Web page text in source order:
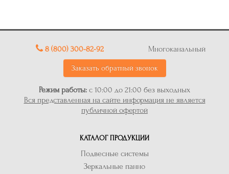
8 (800) 300-82-92 Многоканальный
Заказать обратный звонок
Режим работы: с 10:00 до 21:00 без выходных
Вся представленная на сайте информация не является
публичной офертой
КАТАЛОГ ПРОДУКЦИИ
Подвесные системы
Зеркальные панно